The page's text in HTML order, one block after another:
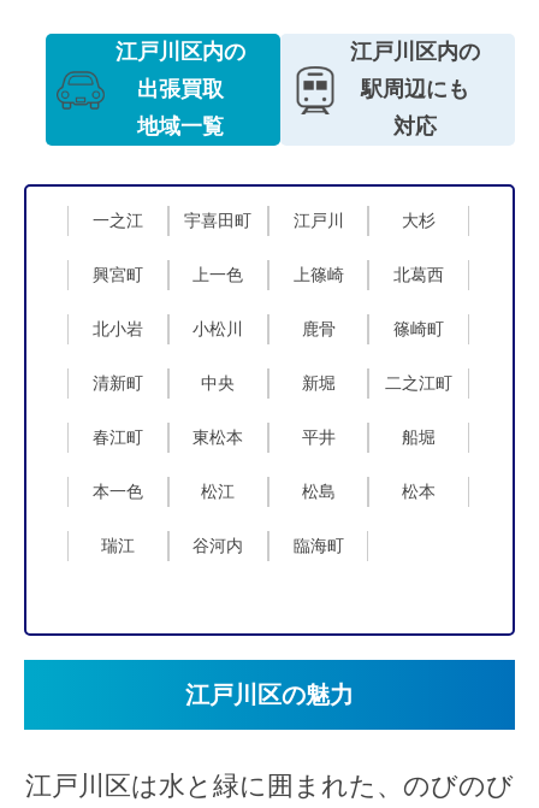
江戸川区内の
出張買取
地域一覧
江戸川区内の
駅周辺にも
対応
一之江 宇喜田町 江戸川 大杉
興宮町 上一色 上篠崎 北葛西
北小岩 小松川 鹿骨 篠崎町
清新町 中央 新堀 二之江町
春江町 東松本 平井 船堀
本一色 松江 松島 松本
瑞江 谷河内 臨海町
江戸川区の魅力
江戸川区は水と緑に囲まれた、のびのび